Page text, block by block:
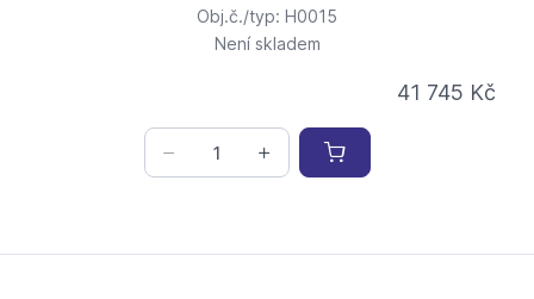
Obj.č./typ: H0015
Není skladem
41 745 Kč